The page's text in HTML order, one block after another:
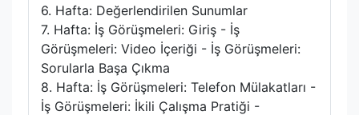
6. Hafta: Değerlendirilen Sunumlar
7. Hafta: İş Görüşmeleri: Giriş - İş
Görüşmeleri: Video İçeriği - İş Görüşmeleri:
Sorularla Başa Çıkma
8. Hafta: İş Görüşmeleri: Telefon Mülakatları -
İş Görüşmeleri: İkili Çalışma Pratiği -